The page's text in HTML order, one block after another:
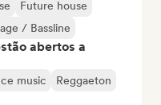
Future house
/ Bassline
abertos a
music
Reggaeton